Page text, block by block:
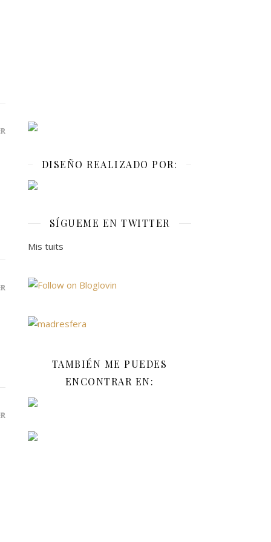
DISEÑO REALIZADO POR:
SÍGUEME EN TWITTER
Mis tuits
TAMBIÉN ME PUEDES
ENCONTRAR EN: